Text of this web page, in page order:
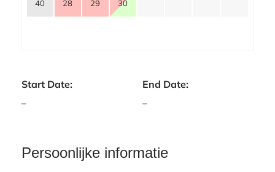
40 28 29 30
Start Date:
–
End Date:
–
Persoonlijke informatie